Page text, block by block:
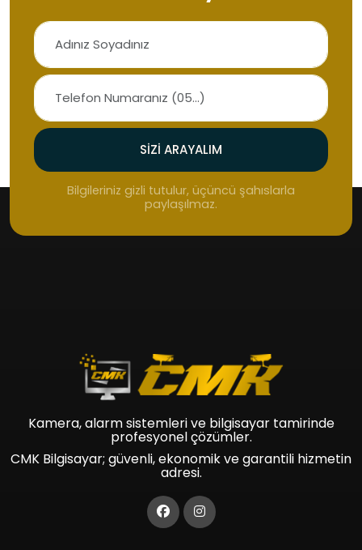
SIZI ARAYALIM
Bilgileriniz gizli tutulur, üçüncü şahıslarla
paylaşılmaz.
Kamera, alarm sistemleri ve bilgisayar tamirinde
profesyonel çözümler.
CMK Bilgisayar; güvenli, ekonomik ve garantili hizmetin
adresi.